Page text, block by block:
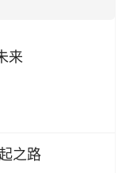
来
之路